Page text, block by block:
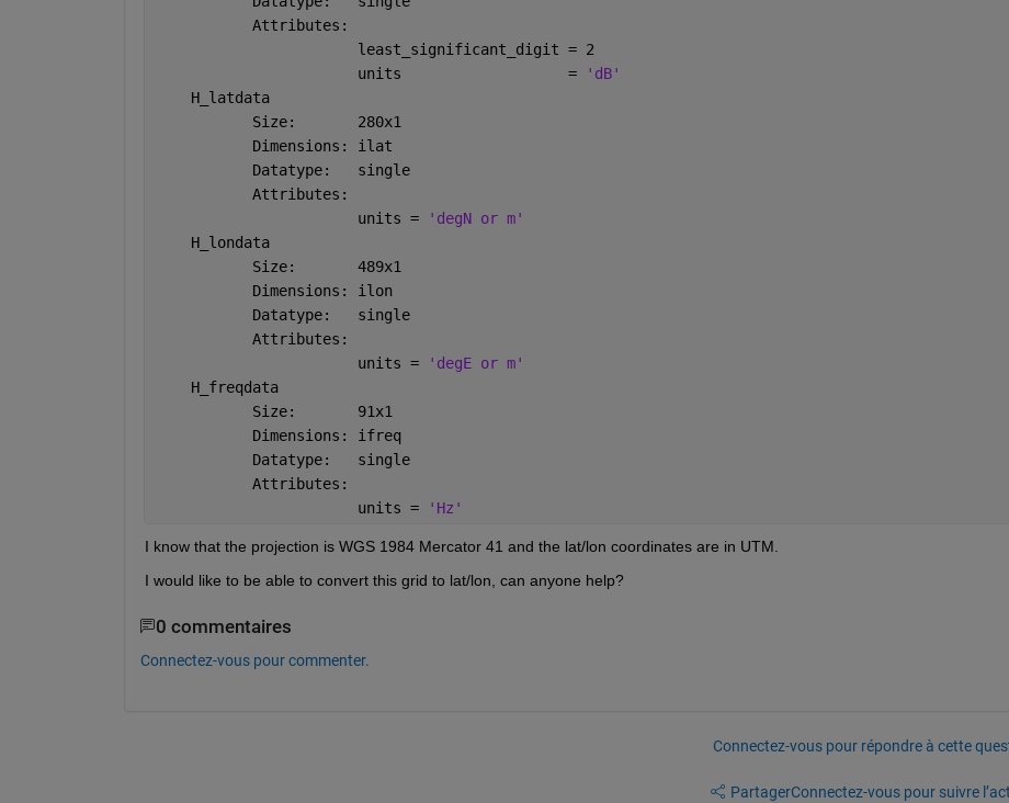
           Attributes:
                       least_significant_digit = 2
                       units                   =
'dB'
    H_latdata
           Size:       280x1
           Dimensions: ilat
           Datatype:   single
           Attributes:
                       units =
'degN or m'
    H_londata
           Size:       489x1
           Dimensions: ilon
           Datatype:   single
           Attributes:
                       units =
'degE or m'
    H_freqdata
           Size:       91x1
           Dimensions: ifreq
           Datatype:   single
           Attributes:
                       units =
'Hz'
I know that the projection is WGS 1984 Mercator 41 and the lat/lon coordinates are in UTM.
I would like to be able to convert this grid to lat/lon, can anyone help?
0 commentaires
Connectez-vous pour commenter.
Connectez-vous pour répondre à cette
PartagerConnectez-vous pour suivre